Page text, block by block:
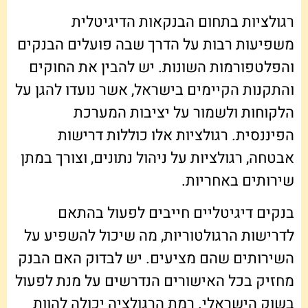
רגולציות בתחום הבנקאות הדיגיטלית
משפיעות רבות על הדרך שבה פועלים הבנקים
והפלטפורמות השונות. יש להבין את החוקים
והתקנות הקיימים בישראל, אשר נועדו להגן על
הלקוחות ולשמור על יציבות המערכת
הפיננסית. רגולציות אלו כוללות דרישות
אבטחה, רגולציות על ניהול נתונים, וצורך במתן
שירותים באחריות.
בנקים דיגיטליים חייבים לפעול בהתאם
לדרישות הרגולטוריות, מה שיכול להשפיע על
השירותים שהם מציעים. יש לבדוק האם הבנק
מחזיק בכל האישורים הנדרשים על מנת לפעול